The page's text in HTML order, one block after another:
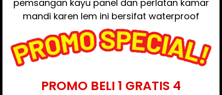
pemsangan kayu panel dan perlatan kamar
mandi karen lem ini bersifat waterproof
PROMO BELI 1 GRATIS 4